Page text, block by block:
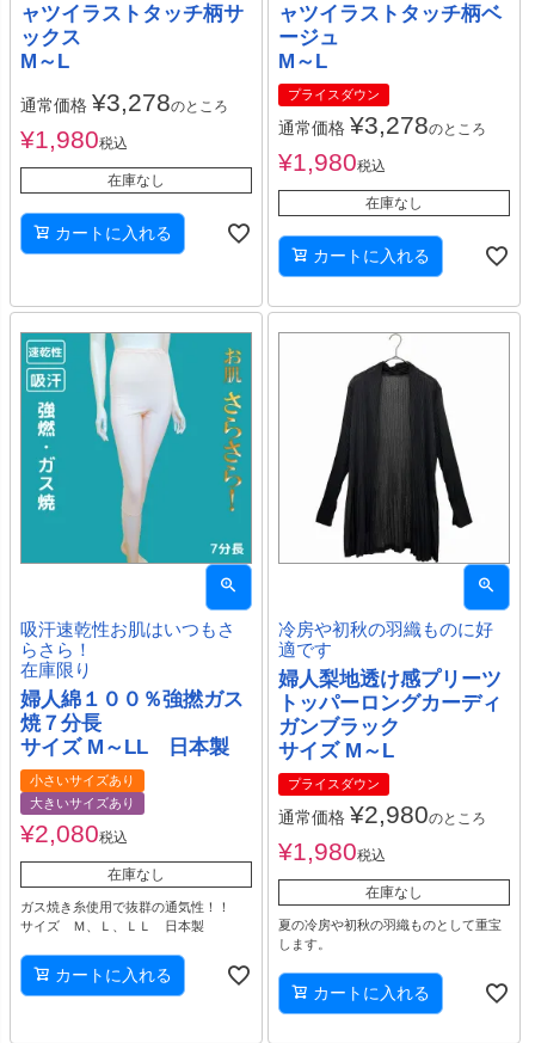
ャツイラストタッチ柄サ
ックス
M～L
通常価格 ¥3,278のところ
¥1,980税込
在庫なし
カートに入れる
ャツイラストタッチ柄ベ
ージュ
M～L
プライスダウン
通常価格 ¥3,278のところ
¥1,980税込
在庫なし
カートに入れる
吸汗速乾性お肌はいつもさ
らさら！
在庫限り
婦人綿１００％強撚ガス
焼７分長
サイズ M～LL 日本製
小さいサイズあり
大きいサイズあり
¥2,080税込
在庫なし
ガス焼き糸使用で抜群の通気性！！
サイズ Ｍ、Ｌ、ＬＬ 日本製
カートに入れる
冷房や初秋の羽織ものに好
適です
婦人梨地透け感プリーツ
トッパーロングカーディ
ガンブラック
サイズ M～L
プライスダウン
通常価格 ¥2,980のところ
¥1,980税込
在庫なし
夏の冷房や初秋の羽織ものとして重宝
します。
カートに入れる